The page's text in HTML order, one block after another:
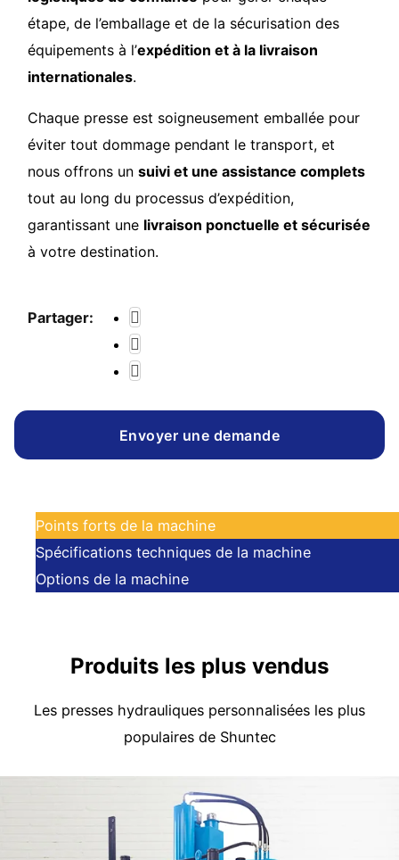
étape, de l’emballage et de la sécurisation des
équipements à l’expédition et à la livraison
internationales.
Chaque presse est soigneusement emballée pour
éviter tout dommage pendant le transport, et
nous offrons unsuivi et une assistance complets
tout au long du processus d’expédition,
garantissant une livraison ponctuelle et sécurisée
à votre destination.
Partager:
Envoyer une demande
Points forts de la machine
Spécifications techniques de la machine
Options de la machine
Produits les plus vendus
Les presses hydrauliques personnalisées les plus
populaires de Shuntec